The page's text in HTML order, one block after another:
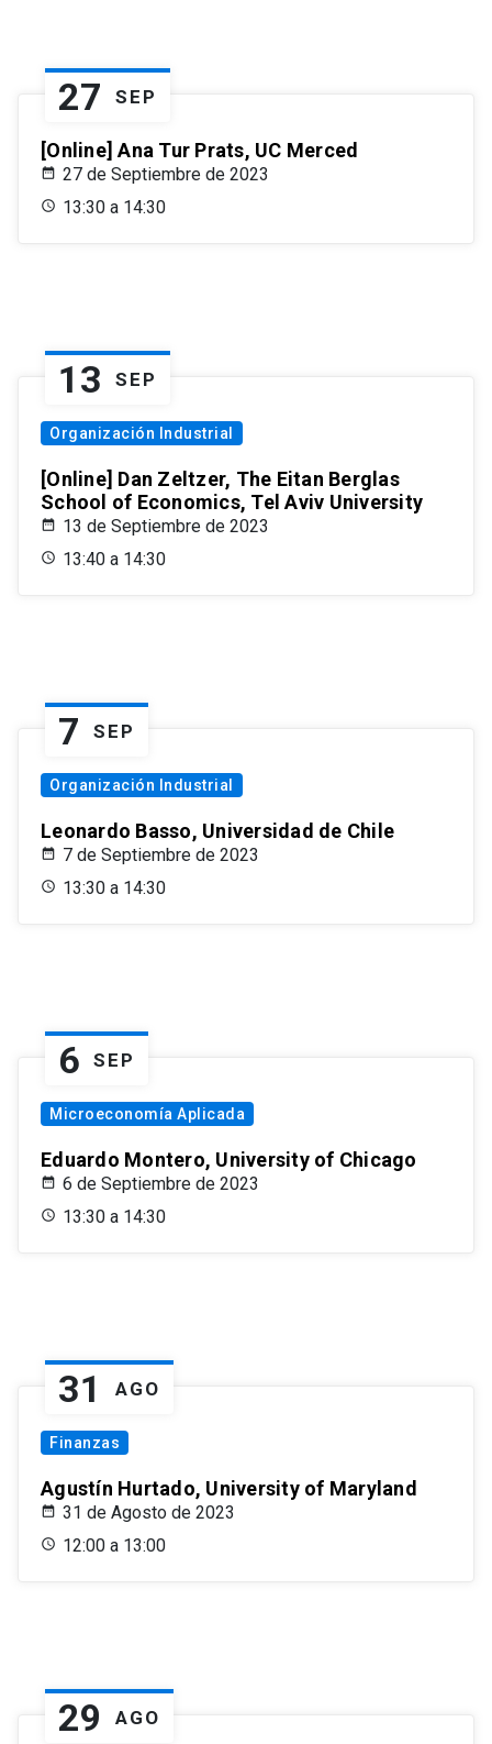
27 SEP
[Online] Ana Tur Prats, UC Merced
27 de Septiembre de 2023
13:30 a 14:30
13 SEP
Organización Industrial
[Online] Dan Zeltzer, The Eitan Berglas
School of Economics, Tel Aviv University
13 de Septiembre de 2023
13:40 a 14:30
7 SEP
Organización Industrial
Leonardo Basso, Universidad de Chile
7 de Septiembre de 2023
13:30 a 14:30
6 SEP
Microeconomía Aplicada
Eduardo Montero, University of Chicago
6 de Septiembre de 2023
13:30 a 14:30
31 AGO
Finanzas
Agustín Hurtado, University of Maryland
31 de Agosto de 2023
12:00 a 13:00
29 AGO